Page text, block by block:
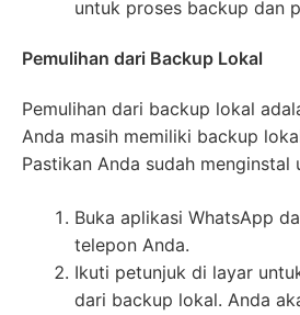
untuk proses backup dan
Pemulihan dari Backup Lokal
Pemulihan dari backup lokal
Anda masih memiliki backup
Pastikan Anda sudah menginstal
Buka aplikasi WhatsApp
telepon Anda.
Ikuti petunjuk di layar
dari backup lokal. Anda